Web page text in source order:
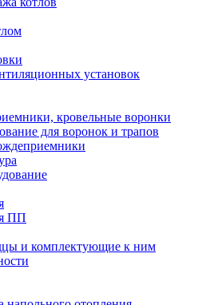
установок
кровельные воронки
для воронок и трапов
ПП
и комплектующие к ним